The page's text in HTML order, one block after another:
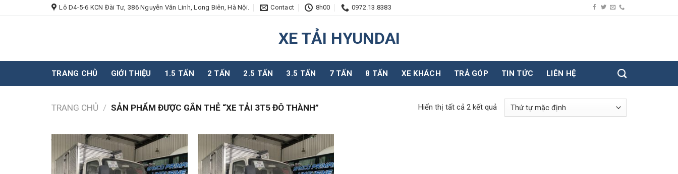
Lô D4-5-6 KCN Đài Tư, 386 Nguyễn Văn Linh, Long Biên, Hà Nội. Contact 8h00 0972.13.8383
XE TẢI HYUNDAI
TRANG CHỦ GIỚI THIỆU 1.5 TẤN 2 TẤN 2.5 TẤN 3.5 TẤN 7 TẤN 8 TẤN XE KHÁCH TRẢ GÓP TIN TỨC LIÊN HỆ
TRANG CHỦ / SẢN PHẨM ĐƯỢC GẮN THẺ “XE TẢI 3T5 ĐÔ THÀNH” Hiển thị tất cả 2 kết quả